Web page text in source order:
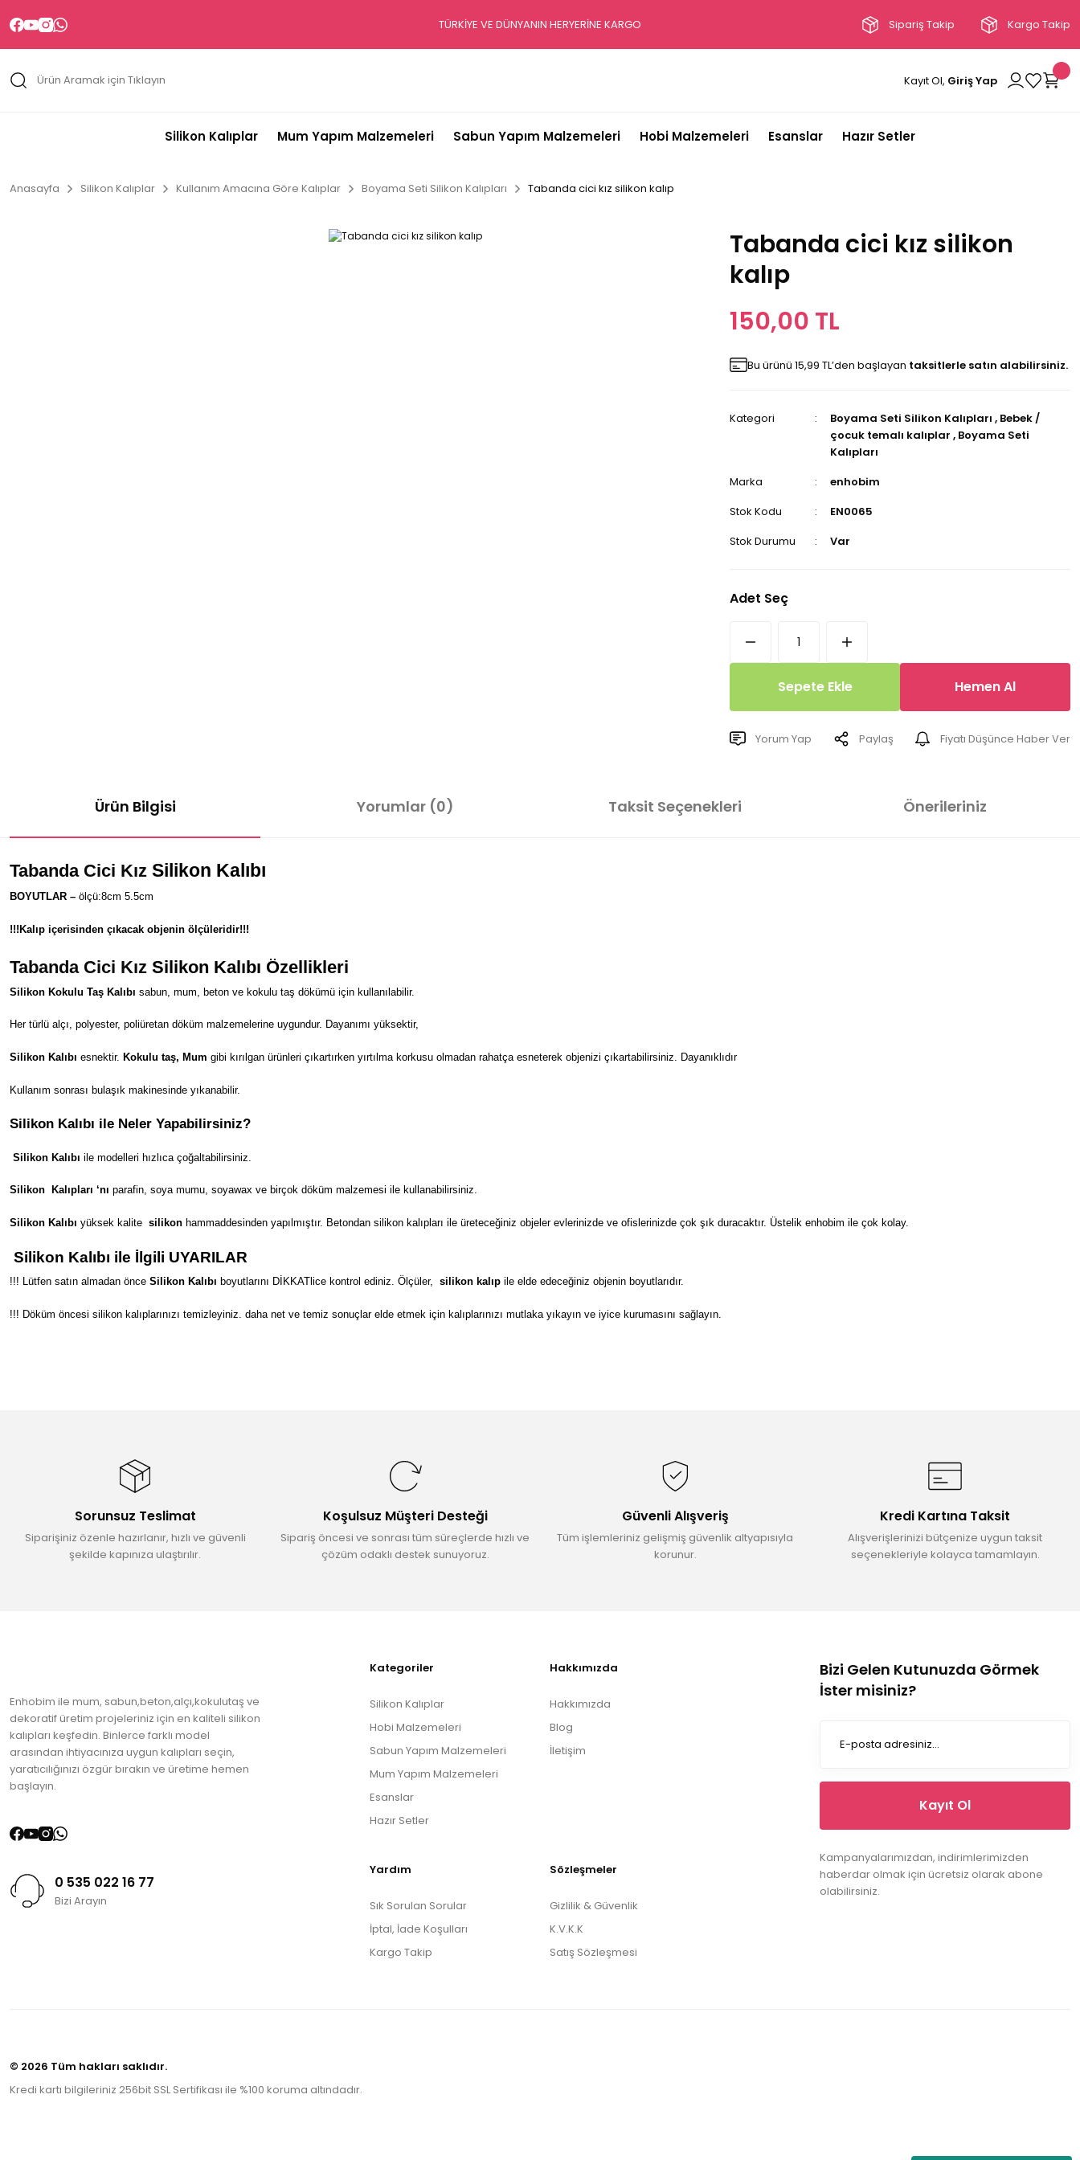
TÜRKİYE VE DÜNYANIN HERYERİNE KARGO Sipariş Takip Kargo Takip
Kayıt Ol, Giriş Yap
Silikon Kalıplar Mum Yapım Malzemeleri Sabun Yapım Malzemeleri Hobi Malzemeleri Esanslar Hazır Setler
Anasayfa Silikon Kalıplar Kullanım Amacına Göre Kalıplar Boyama Seti Silikon Kalıpları Tabanda cici kız silikon kalıp
Tabanda cici kız silikon
kalıp
150,00 TL
Bu ürünü 15,99 TL’den başlayan taksitlerle satın alabilirsiniz.
Kategori Boyama Seti Silikon Kalıpları , Bebek /
çocuk temalı kalıplar , Boyama Seti
Kalıpları
Marka
enhobim
Stok Kodu
EN0065
Stok Durumu
Var
Adet Seç
Sepete Ekle Hemen Al
Yorum Yap Paylaş Fiyatı Düşünce Haber Ver
Ürün Bilgisi Yorumlar (0) Taksit Seçenekleri Önerileriniz
Tabanda Cici Kız Silikon Kalıbı
BOYUTLAR – ölçü:8cm 5.5cm
!!!Kalıp içerisinden çıkacak objenin ölçüleridir!!!
Tabanda Cici Kız Silikon Kalıbı Özellikleri
Silikon Kokulu Taş Kalıbı sabun, mum, beton ve kokulu taş dökümü için kullanılabilir.
Her türlü alçı, polyester, poliüretan döküm malzemelerine uygundur. Dayanımı yüksektir,
Silikon Kalıbı esnektir. Kokulu taş, Mum gibi kırılgan ürünleri çıkartırken yırtılma korkusu olmadan rahatça esneterek objenizi çıkartabilirsiniz. Dayanıklıdır
Kullanım sonrası bulaşık makinesinde yıkanabilir.
Silikon Kalıbı ile Neler Yapabilirsiniz?
Silikon Kalıbı ile modelleri hızlıca çoğaltabilirsiniz.
Silikon Kalıpları ‘nı parafin, soya mumu, soyawax ve birçok döküm malzemesi ile kullanabilirsiniz.
Silikon Kalıbı yüksek kalite silikon hammaddesinden yapılmıştır. Betondan silikon kalıpları ile üreteceğiniz objeler evlerinizde ve ofislerinizde çok şık duracaktır. Üstelik enhobim ile çok kolay.
Silikon Kalıbı ile İlgili UYARILAR
!!! Lütfen satın almadan önce Silikon Kalıbı boyutlarını DİKKATlice kontrol ediniz. Ölçüler, silikon kalıp ile elde edeceğiniz objenin boyutlarıdır.
!!! Döküm öncesi silikon kalıplarınızı temizleyiniz. daha net ve temiz sonuçlar elde etmek için kalıplarınızı mutlaka yıkayın ve iyice kurumasını sağlayın.
Ürün açıklamasında eksik bilgiler bulunuyor.
Ürün fiyatı diğer sitelerden daha pahalı.
Bu ürüne benzer farklı alternatifler olmalı.
Sorunsuz Teslimat
Siparişiniz özenle hazırlanır, hızlı ve güvenli
şekilde kapınıza ulaştırılır.
Koşulsuz Müşteri Desteği
Sipariş öncesi ve sonrası tüm süreçlerde hızlı ve
çözüm odaklı destek sunuyoruz.
Güvenli Alışveriş
Tüm işlemleriniz gelişmiş güvenlik altyapısıyla
korunur.
Kredi Kartına Taksit
Alışverişlerinizi bütçenize uygun taksit
seçenekleriyle kolayca tamamlayın.
Enhobim ile mum, sabun,beton,alçı,kokulutaş ve
dekoratif üretim projeleriniz için en kaliteli silikon
kalıpları keşfedin. Binlerce farklı model
arasından ihtiyacınıza uygun kalıpları seçin,
yaratıcılığınızı özgür bırakın ve üretime hemen
başlayın.
0 535 022 16 77
Bizi Arayın
Kategoriler
Silikon Kalıplar
Hobi Malzemeleri
Sabun Yapım Malzemeleri
Mum Yapım Malzemeleri
Esanslar
Hazır Setler
Hakkımızda
Hakkımızda
Blog
İletişim
Yardım
Sık Sorulan Sorular
İptal, İade Koşulları
Kargo Takip
Sözleşmeler
Gizlilik & Güvenlik
K.V.K.K
Satış Sözleşmesi
Bizi Gelen Kutunuzda Görmek
İster misiniz?
Kayıt Ol
Kampanyalarımızdan, indirimlerimizden
haberdar olmak için ücretsiz olarak abone
olabilirsiniz.
© 2026 Tüm hakları saklıdır.
Kredi kartı bilgileriniz 256bit SSL Sertifikası ile %100 koruma altındadır.